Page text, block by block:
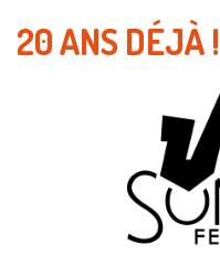
20 ANS DÉJÀ !